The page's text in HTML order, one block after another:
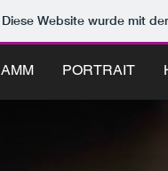
Diese Website wurde mit
PORTRAIT